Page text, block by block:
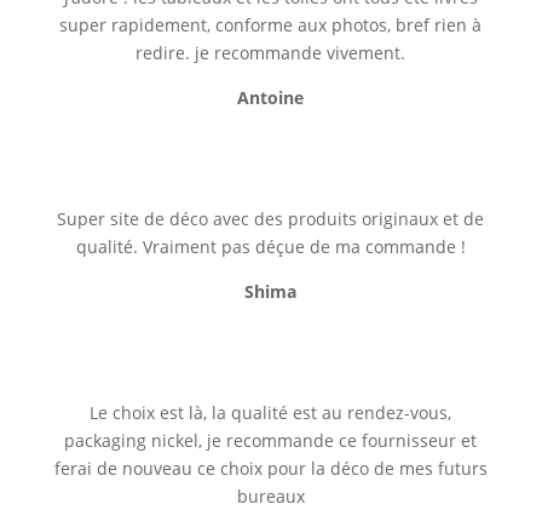
super rapidement, conforme aux photos, bref rien à
redire. je recommande vivement.
Antoine
Super site de déco avec des produits originaux et de
qualité. Vraiment pas déçue de ma commande !
Shima
Le choix est là, la qualité est au rendez-vous,
packaging nickel, je recommande ce fournisseur et
ferai de nouveau ce choix pour la déco de mes futurs
bureaux